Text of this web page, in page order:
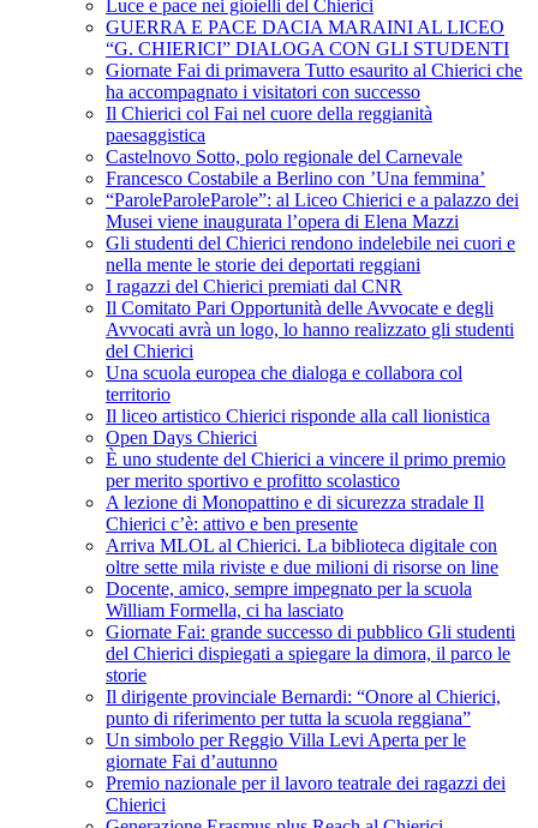
Luce e pace nei gioielli del Chierici
GUERRA E PACE DACIA MARAINI AL LICEO
“G. CHIERICI” DIALOGA CON GLI STUDENTI
Giornate Fai di primavera Tutto esaurito al Chierici che
ha accompagnato i visitatori con successo
Il Chierici col Fai nel cuore della reggianità
paesaggistica
Castelnovo Sotto, polo regionale del Carnevale
Francesco Costabile a Berlino con ’Una femmina’
“ParoleParoleParole”: al Liceo Chierici e a palazzo dei
Musei viene inaugurata l’opera di Elena Mazzi
Gli studenti del Chierici rendono indelebile nei cuori e
nella mente le storie dei deportati reggiani
I ragazzi del Chierici premiati dal CNR
Il Comitato Pari Opportunità delle Avvocate e degli
Avvocati avrà un logo, lo hanno realizzato gli studenti
del Chierici
Una scuola europea che dialoga e collabora col
territorio
Il liceo artistico Chierici risponde alla call lionistica
Open Days Chierici
È uno studente del Chierici a vincere il primo premio
per merito sportivo e profitto scolastico
A lezione di Monopattino e di sicurezza stradale Il
Chierici c’è: attivo e ben presente
Arriva MLOL al Chierici. La biblioteca digitale con
oltre sette mila riviste e due milioni di risorse on line
Docente, amico, sempre impegnato per la scuola
William Formella, ci ha lasciato
Giornate Fai: grande successo di pubblico Gli studenti
del Chierici dispiegati a spiegare la dimora, il parco le
storie
Il dirigente provinciale Bernardi: “Onore al Chierici,
punto di riferimento per tutta la scuola reggiana”
Un simbolo per Reggio Villa Levi Aperta per le
giornate Fai d’autunno
Premio nazionale per il lavoro teatrale dei ragazzi dei
Chierici